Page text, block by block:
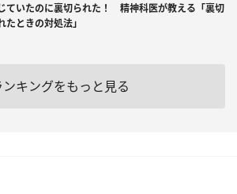
ていたのに裏切られた！ 精神科医が教える「裏切
たときの対処法」
ンキングをもっと見る